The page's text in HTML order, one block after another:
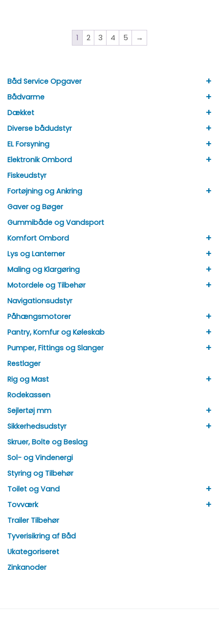
1 2 3 4 5 →
Båd Service Opgaver +
Bådvarme +
Dækket +
Diverse bådudstyr +
EL Forsyning +
Elektronik Ombord +
Fiskeudstyr
Fortøjning og Ankring
+
Gaver og Bøger
Gummibåde og Vandsport
Komfort Ombord
+
Lys og Lanterner +
Maling og Klargøring +
Motordele og Tilbehør +
Navigationsudstyr
Påhængsmotorer
+
Pantry, Komfur og Køleskab +
Pumper, Fittings og Slanger +
Restlager
Rig og Mast
+
Rodekassen
Sejlertøj mm
+
Sikkerhedsudstyr +
Skruer, Bolte og Beslag
Sol- og Vindenergi
Styring og Tilbehør
Toilet og Vand
+
Tovværk +
Trailer Tilbehør
Tyverisikring af Båd
Ukategoriseret
Zinkanoder